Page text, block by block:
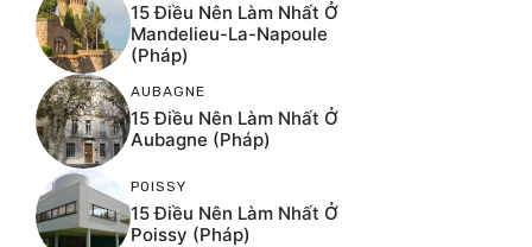
15 Điều Nên Làm Nhất Ở
Mandelieu-La-Napoule
(Pháp)
AUBAGNE
15 Điều Nên Làm Nhất Ở
Aubagne (Pháp)
POISSY
15 Điều Nên Làm Nhất Ở
Poissy (Pháp)